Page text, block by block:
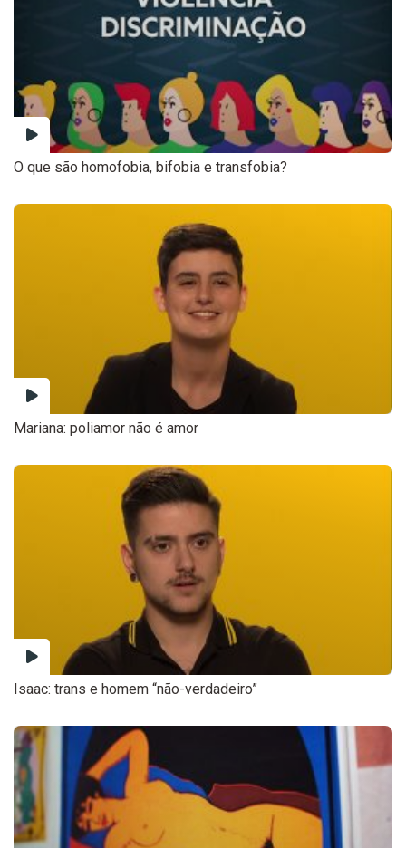
O que são homofobia, bifobia e transfobia?
Mariana: poliamor não é amor
Isaac: trans e homem “não-verdadeiro”